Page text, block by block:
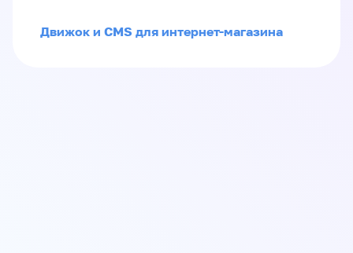
Движок и CMS для интернет-магазина